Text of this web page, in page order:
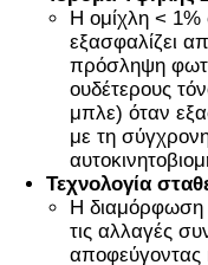
Η ομίχλη <
εξασφαλίζει
πρόσληψη
ουδέτερους
μπλε) όταν
με τη σύγχρονη
Τεχνολογία
Η διαμόρφωση
τις αλλαγές